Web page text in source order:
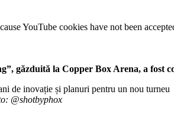
YouTube cookies have not been
găzduită la Copper Box Arena, a fost
@shotbyphox